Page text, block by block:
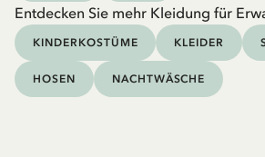
Entdecken Sie mehr Kleidung für
KINDERKOSTÜME KLEIDER
HOSEN NACHTWÄSCHE